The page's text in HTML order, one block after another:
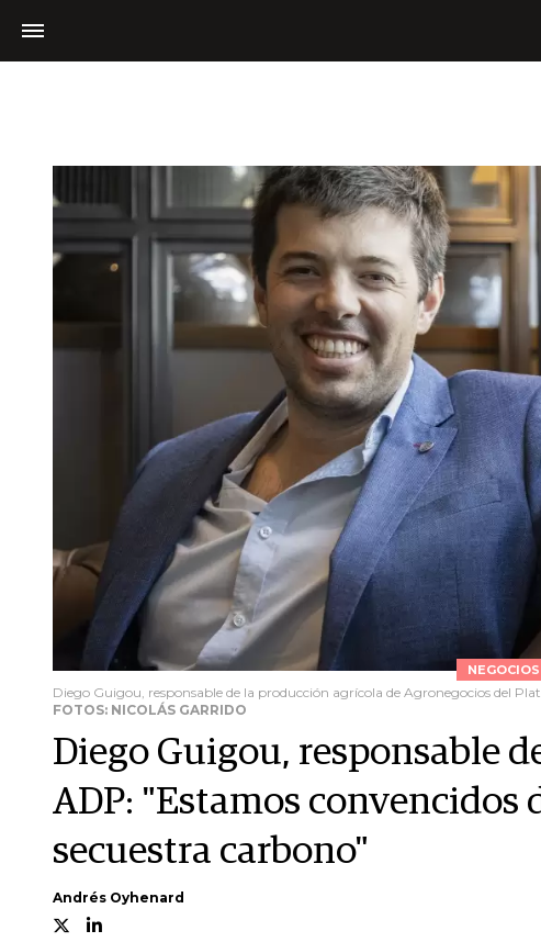
NEGOCIOS
Diego Guigou, responsable de la producción agrícola de Agronegocios del
FOTOS: NICOLÁS GARRIDO
Diego Guigou, responsable
ADP: "Estamos convencidos
secuestra carbono"
Andrés Oyhenard